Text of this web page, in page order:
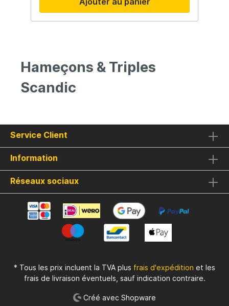
Hameçons & Triples
Scandic
Service Client
Information
Réseaux sociaux
* Tous les prix incluent la TVA plus frais d'expédition et les
frais de livraison éventuels, sauf indication contraire.
Créé avec Shopware